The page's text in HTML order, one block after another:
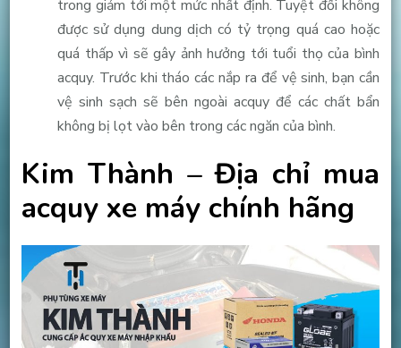
trong giảm tới một mức nhất định. Tuyệt đối không
được sử dụng dung dịch có tỷ trọng quá cao hoặc
quá thấp vì sẽ gây ảnh hưởng tới tuổi thọ của bình
acquy. Trước khi tháo các nắp ra để vệ sinh, bạn cần
vệ sinh sạch sẽ bên ngoài acquy để các chất bẩn
không bị lọt vào bên trong các ngăn của bình.
Kim Thành – Địa chỉ mua
acquy xe máy chính hãng